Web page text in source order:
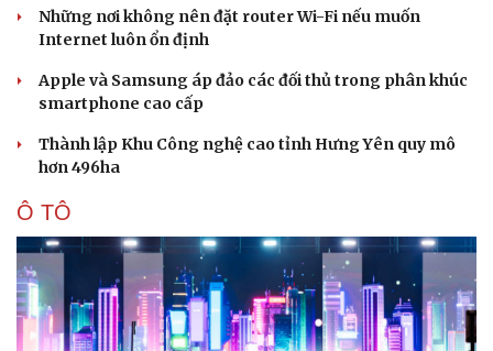
Văn hóa
Sân khấu - Điện ảnh
Văn học
Âm nhạc
Di sản
Nghệ sĩ
Thời trang
Những nơi không nên đặt router Wi-Fi nếu muốn
Internet luôn ổn định
Apple và Samsung áp đảo các đối thủ trong phân khúc
smartphone cao cấp
Thành lập Khu Công nghệ cao tỉnh Hưng Yên quy mô
hơn 496ha
Ô TÔ